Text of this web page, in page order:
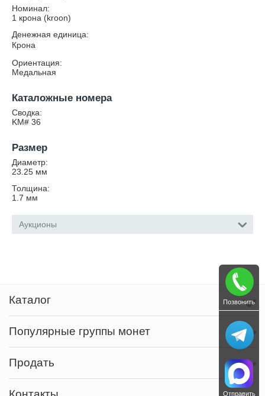
Номинал:
1 крона (kroon)
Денежная единица:
Крона
Ориентация:
Медальная
Каталожные номера
Сводка:
KM# 36
Размер
Диаметр:
23.25 мм
Толщина:
1.7 мм
Аукционы
Каталог
Популярные группы монет
Продать
Позвонить
Отправить